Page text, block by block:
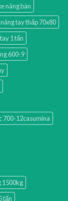
nâng bàn
tay thấp 70x80
1 tấn
600-9
700-12casumina
1500kg
tấn